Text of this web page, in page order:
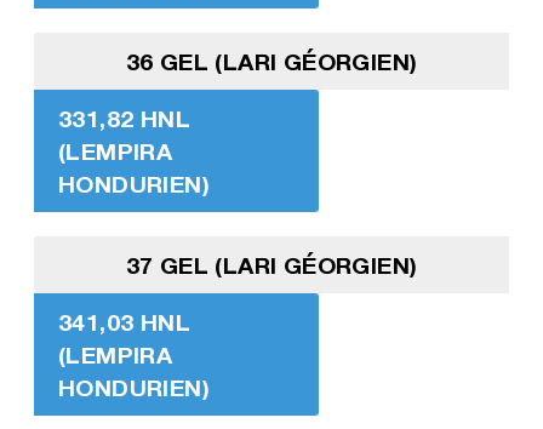
36 GEL (LARI GÉORGIEN)
331,82 HNL
(LEMPIRA
HONDURIEN)
37 GEL (LARI GÉORGIEN)
341,03 HNL
(LEMPIRA
HONDURIEN)